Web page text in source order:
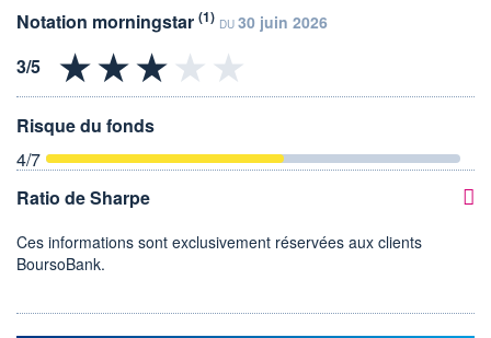
Notation morningstar (1) DU 30 juin 2026
Risque du fonds
4/7
Ratio de Sharpe
Ces informations sont exclusivement réservées aux clients
BoursoBank.